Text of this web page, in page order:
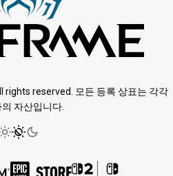
reserved. 모든 등록 상표는 각각
자산입니다.